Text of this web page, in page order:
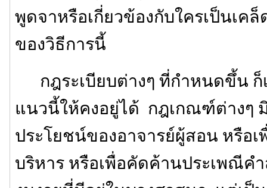
พูดจาหรือเกี่ยวข้องกับใครเป็นเค
ของวิธีการนี้
กฎระเบียบต่างๆ ที่กำหนดขึ้น ก็
แนวนี้ให้คงอยู่ได้ กฎเกณฑ์ต่างๆ
ประโยชน์ของอาจารย์ผู้สอน หรือ
บริหาร หรือเพื่อคัดค้านประเพณีค